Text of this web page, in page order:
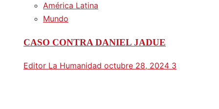
América Latina
Mundo
CASO CONTRA DANIEL JADUE
Editor La Humanidad octubre 28, 2024 3